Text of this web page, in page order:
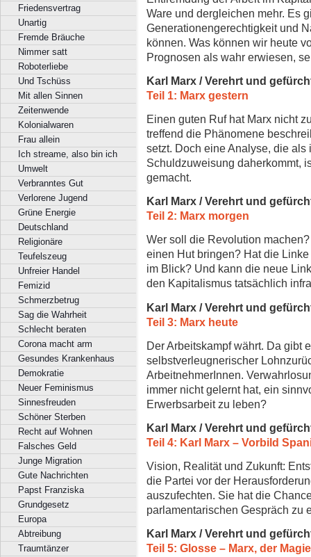
Friedensvertrag
Unartig
Fremde Bräuche
Nimmer satt
Roboterliebe
Und Tschüss
Mit allen Sinnen
Zeitenwende
Kolonialwaren
Frau allein
Ich streame, also bin ich
Umwelt
Verbranntes Gut
Verlorene Jugend
Grüne Energie
Deutschland
Religionäre
Teufelszeug
Unfreier Handel
Femizid
Schmerzbetrug
Sag die Wahrheit
Schlecht beraten
Corona macht arm
Gesundes Krankenhaus
Demokratie
Neuer Feminismus
Sinnesfreuden
Schöner Sterben
Recht auf Wohnen
Falsches Geld
Junge Migration
Gute Nachrichten
Papst Franziska
Grundgesetz
Europa
Abtreibung
Traumtänzer
Ware und dergleichen mehr. Es
Generationengerechtigkeit und
können. Was können wir heute
Prognosen als wahr erwiesen,
Karl Marx / Verehrt und
Teil 1: Marx gestern
Einen guten Ruf hat Marx nicht
treffend die Phänomene
setzt. Doch eine Analyse, die
Schuldzuweisung daherkommt,
gemacht.
Karl Marx / Verehrt und
Teil 2: Marx morgen
Wer soll die Revolution
einen Hut bringen? Hat die
im Blick? Und kann die neue
den Kapitalismus tatsächlich
Karl Marx / Verehrt und
Teil 3: Marx heute
Der Arbeitskampf währt. Da gibt
selbstverleugnerischer
ArbeitnehmerInnen.
immer nicht gelernt hat, ein
Erwerbsarbeit zu leben?
Karl Marx / Verehrt und
Teil 4: Karl Marx – Vorbild
Vision, Realität und Zukunft:
die Partei vor der
auszufechten. Sie hat die
parlamentarischen Gespräch zu
Karl Marx / Verehrt und
Teil 5: Glosse – Marx, der